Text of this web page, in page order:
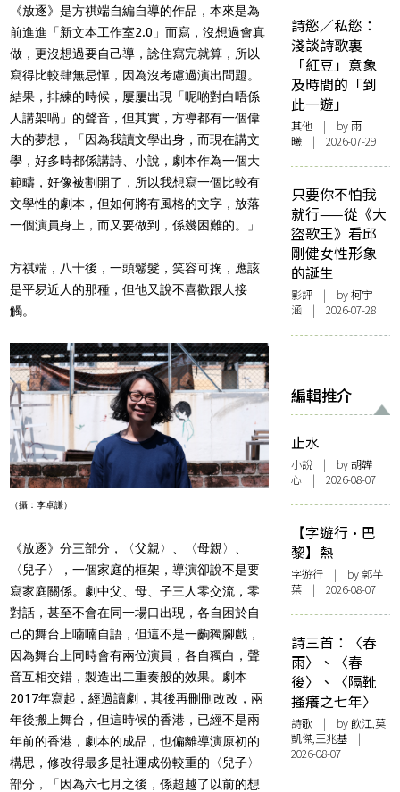
《放逐》是方祺端自編自導的作品，本來是為
前進進「新文本工作室2.0」而寫，沒想過會真
做，更沒想過要自己導，諗住寫完就算，所以
寫得比較肆無忌憚，因為沒考慮過演出問題。
結果，排練的時候，屢屢出現「呢啲對白唔係
人講架喎」的聲音，但其實，方導都有一個偉
大的夢想，「因為我讀文學出身，而現在講文
學，好多時都係講詩、小說，劇本作為一個大
範疇，好像被割開了，所以我想寫一個比較有
文學性的劇本，但如何將有風格的文字，放落
一個演員身上，而又要做到，係幾困難的。」
方祺端，八十後，一頭鬈髮，笑容可掬，應該
是平易近人的那種，但他又說不喜歡跟人接
觸。
（攝：李卓謙）
《放逐》分三部分，〈父親〉、〈母親〉、
〈兒子〉，一個家庭的框架，導演卻說不是要
寫家庭關係。劇中父、母、子三人零交流，零
對話，甚至不會在同一場口出現，各自困於自
己的舞台上喃喃自語，但這不是一齣獨腳戲，
因為舞台上同時會有兩位演員，各自獨白，聲
音互相交錯，製造出二重奏般的效果。劇本
2017年寫起，經過讀劇，其後再刪刪改改，兩
年後搬上舞台，但這時候的香港，已經不是兩
年前的香港，劇本的成品，也偏離導演原初的
構思，修改得最多是社運成份較重的〈兒子〉
部分，「因為六七月之後，係超越了以前的想
詩慾／私慾：
淺談詩歌裏
「紅豆」意象
及時間的「到
此一遊」
其他 | by 雨
曦 | 2026-07-29
只要你不怕我
就行——從《大
盜歌王》看邱
剛健女性形象
的誕生
影評 | by 柯宇
涵 | 2026-07-28
編輯推介
止水
小說 | by 胡韡
心 | 2026-08-07
【字遊行·巴
黎】熱
字遊行 | by 郭芊
葉 | 2026-08-07
詩三首：〈春
雨〉、〈春
後〉、〈隔靴
搔癢之七年〉
詩歌 | by 飲江,莫
凱傑,王兆基 |
2026-08-07